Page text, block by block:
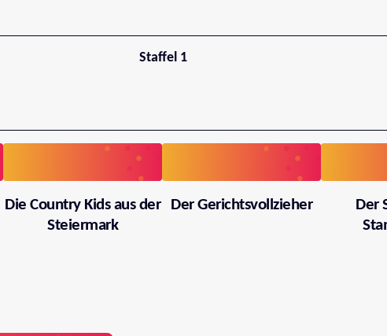
Staffel 1
Die Country Kids aus der
Steiermark
Der Gerichtsvollzieher
Der